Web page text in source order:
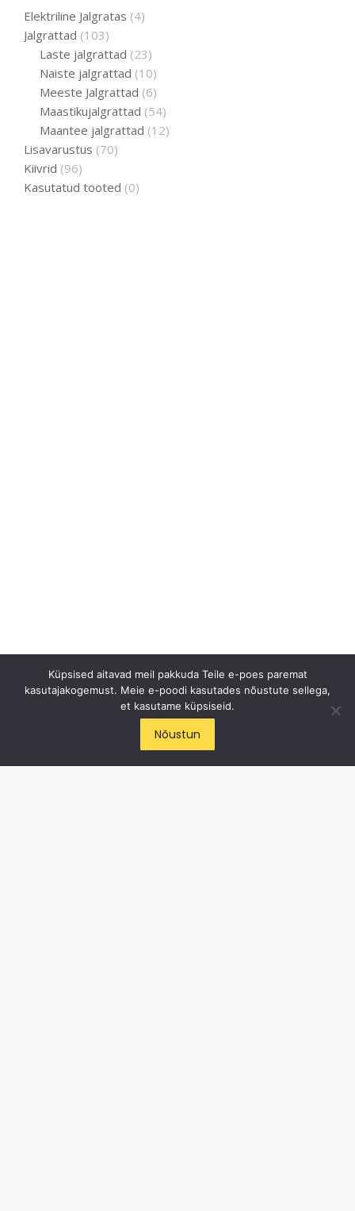
Elektriline Jalgratas (4)
Jalgrattad (103)
Laste jalgrattad (23)
Naiste jalgrattad (10)
Meeste Jalgrattad (6)
Maastikujalgrattad (54)
Maantee jalgrattad (12)
Lisavarustus (70)
Kiivrid (96)
Kasutatud tooted (0)
Küpsised aitavad meil pakkuda Teile e-poes paremat
kasutajakogemust. Meie e-poodi kasutades nõustute sellega,
et kasutame küpsiseid.
Nõustun